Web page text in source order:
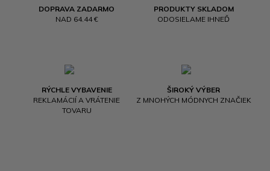
DOPRAVA ZADARMO
NAD 64.44 €
PRODUKTY SKLADOM
ODOSIELAME IHNEĎ
RÝCHLE VYBAVENIE
REKLAMÁCIÍ A VRÁTENIE
TOVARU
ŠIROKÝ VÝBER
Z MNOHÝCH MÓDNYCH ZNAČIEK